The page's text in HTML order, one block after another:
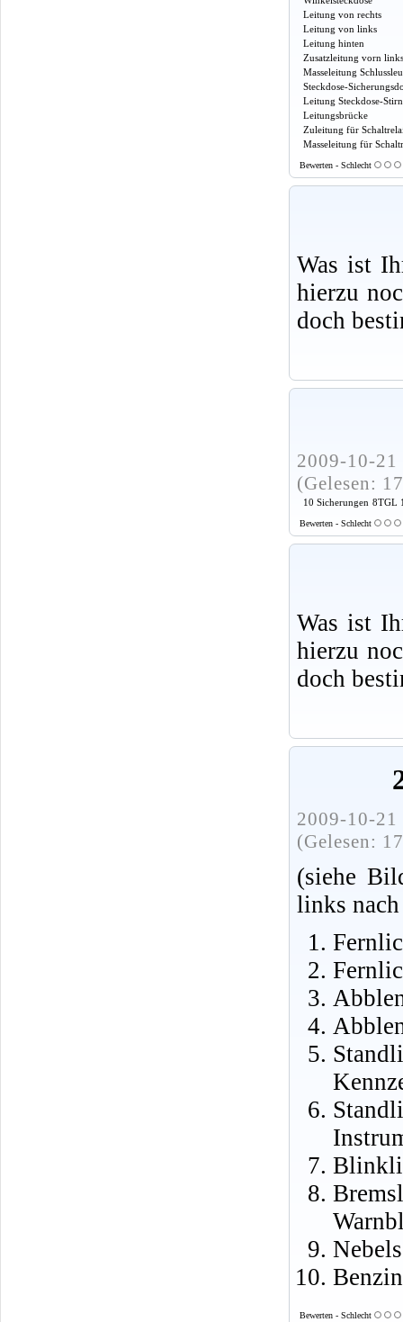
Leitung von rechts
Leitung von links
Leitung hinten
Zusatzleitung vorn links
Masseleitung
Steckdose-
Leitung Steckdose-
Leitungsbrücke
Zuleitung für
Masseleitung für
Bewerten - Schlecht
Was ist
hierzu
doch
2009-10-
(Gelesen:
10 Sicherungen 8TGL
Bewerten - Schlecht
Was ist
hierzu
doch
2009-10-
(Gelesen:
(siehe
links
Bewerten - Schlecht